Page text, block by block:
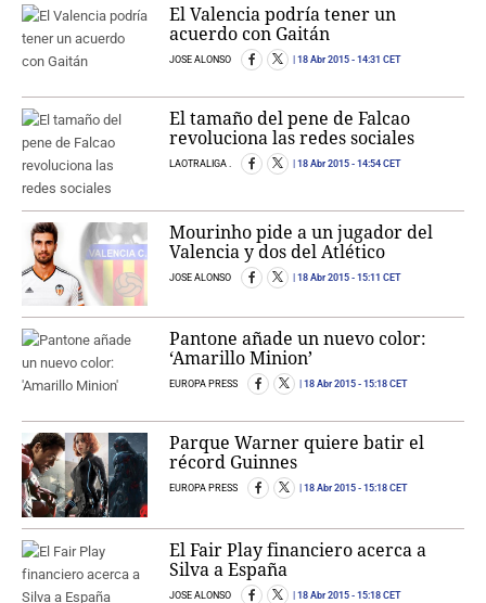
El Valencia podría tener un
acuerdo con Gaitán
JOSE ALONSO 18 Abr 2015 - 14:31 CET
El tamaño del pene de Falcao
revoluciona las redes sociales
LAOTRALIGA . 18 Abr 2015 - 14:54 CET
Mourinho pide a un jugador del
Valencia y dos del Atlético
JOSE ALONSO 18 Abr 2015 - 15:11 CET
Pantone añade un nuevo color:
‘Amarillo Minion’
EUROPA PRESS 18 Abr 2015 - 15:18 CET
Parque Warner quiere batir el
récord Guinnes
EUROPA PRESS 18 Abr 2015 - 15:18 CET
El Fair Play financiero acerca a
Silva a España
JOSE ALONSO 18 Abr 2015 - 15:18 CET